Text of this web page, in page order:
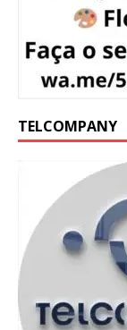
TELCOMPANY